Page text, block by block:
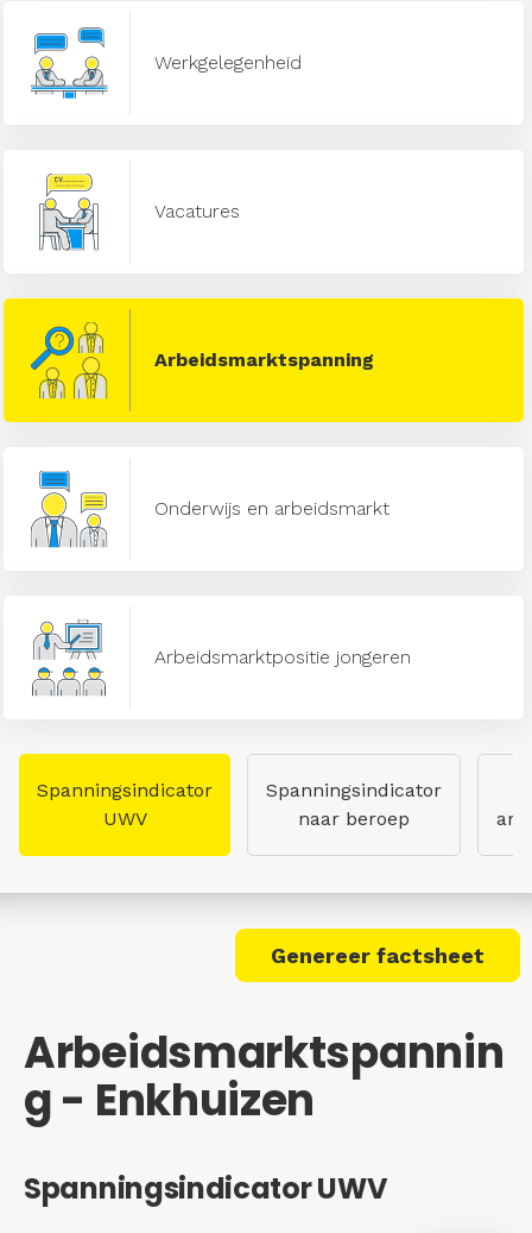
Werkgelegenheid
Vacatures
Arbeidsmarktspanning
Onderwijs en arbeidsmarkt
Arbeidsmarktpositie jongeren
Spanningsindicator
UWV
Spanningsindicator
naar beroep
Genereer factsheet
Arbeidsmarktspannin
g - Enkhuizen
Spanningsindicator UWV